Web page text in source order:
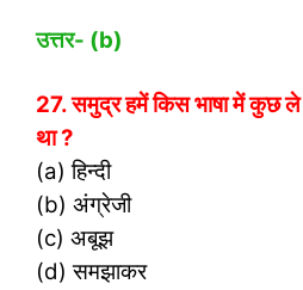
उत्तर- (b)
27. समुद्र हमें किस भाषा में कुछ ले
था ?
(a) हिन्दी
(b) अंग्रेजी
(c) अबूझ
(d) समझाकर